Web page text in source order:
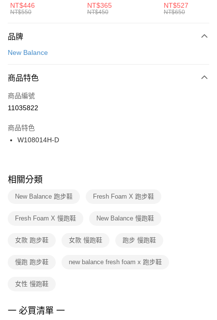
元大商業銀行
台灣樂天信用卡公司
AFTEE先享後付
【關於「AFTEE先享後付」】
便利好安心！
３．安心：先確認商品／服務後，再付款。
【「AFTEE先享後付」結帳流程】
１．於結帳方式選擇「AFTEE先享後付」後，將跳轉至「AFTEE先享後付」
２．訂單成立數日內，您將收到繳費通知簡訊。
３．收到繳費通知簡訊後14天內，點擊此簡訊中的連結，可透過四大超商／
ATM／網路銀行／等多元方式進行付款，方視為交易完成。
※ 交易是否成功請以「AFTEE先享後付 」之結帳頁面顯示為準，若有關於
是否繳費成功／繳費後需取消欲退款等相關疑問，請聯繫「AFTEE先享後付
客戶支援中心」 https://netprotections.freshdesk.com/support/home
１．透過由恩沛科技股份有限公司提供之「AFTEE先享後付」服務完成之交
權轉讓予恩沛科技股份有限公司。
３．未成年的使用者請事先徵得法定代理人或監護人之同意方可使用
任。
請求用戶進行身份認證。
５．嚴禁一人註冊多個帳號或使用他人資訊註冊。若發現惡意使用之情形，
運送方式
每筆NT$100，滿NT$1,500(含以上)免運費
宅配
每筆NT$100，滿NT$1,500(含以上)免運費
付款後門市自取
每筆NT$100，滿NT$1,500(含以上)免運費
中統襪 FZ3393100
NT$446
NT$550
EMBRDY 男女 短統襪
FZ3073133
NT$365
NT$450
BA5871010
NT$527
NT$650
品牌
New Balance
商品特色
商品編號
11035822
商品特色
W108014H-D
相關分類
New Balance 跑步鞋 Fresh Foam X 跑步鞋
Fresh Foam X 慢跑鞋 New Balance 慢跑鞋
女款 跑步鞋 女款 慢跑鞋 跑步 慢跑鞋
慢跑 跑步鞋 new balance fresh foam x 跑步鞋
女性 慢跑鞋
一 必買清單 一